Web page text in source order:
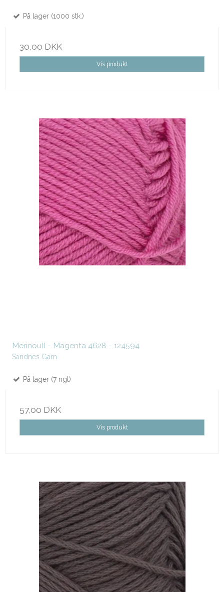
På lager (1000 stk.)
30,00 DKK
Vis produkt
Merinoull - Magenta 4628 - 124594
Sandnes Garn
På lager (7 ngl)
57,00 DKK
Vis produkt